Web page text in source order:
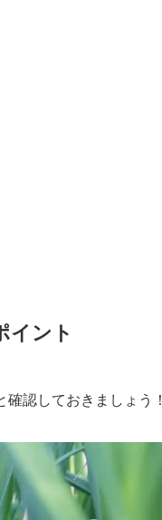
イント
認しておきましょう！